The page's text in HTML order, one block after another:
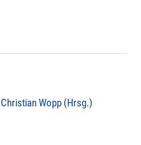
Wopp (Hrsg.)